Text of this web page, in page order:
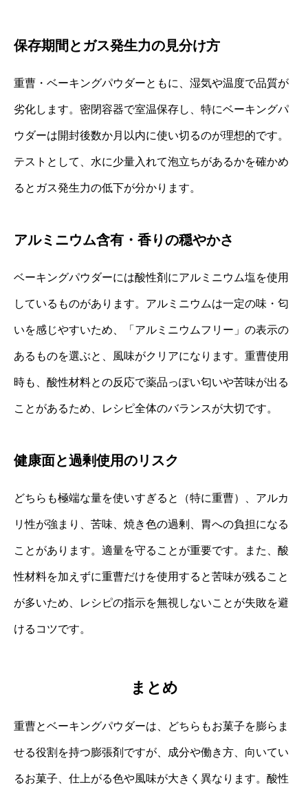
保存期間とガス発生力の見分け方
重曹・ベーキングパウダーともに、湿気や温度で品質が
劣化します。密閉容器で室温保存し、特にベーキングパ
ウダーは開封後数か月以内に使い切るのが理想的です。
テストとして、水に少量入れて泡立ちがあるかを確かめ
るとガス発生力の低下が分かります。
アルミニウム含有・香りの穏やかさ
ベーキングパウダーには酸性剤にアルミニウム塩を使用
しているものがあります。アルミニウムは一定の味・匂
いを感じやすいため、「アルミニウムフリー」の表示の
あるものを選ぶと、風味がクリアになります。重曹使用
時も、酸性材料との反応で薬品っぽい匂いや苦味が出る
ことがあるため、レシピ全体のバランスが大切です。
健康面と過剰使用のリスク
どちらも極端な量を使いすぎると（特に重曹）、アルカ
リ性が強まり、苦味、焼き色の過剰、胃への負担になる
ことがあります。適量を守ることが重要です。また、酸
性材料を加えずに重曹だけを使用すると苦味が残ること
が多いため、レシピの指示を無視しないことが失敗を避
けるコツです。
まとめ
重曹とベーキングパウダーは、どちらもお菓子を膨らま
せる役割を持つ膨張剤ですが、成分や働き方、向いてい
るお菓子、仕上がる色や風味が大きく異なります。酸性